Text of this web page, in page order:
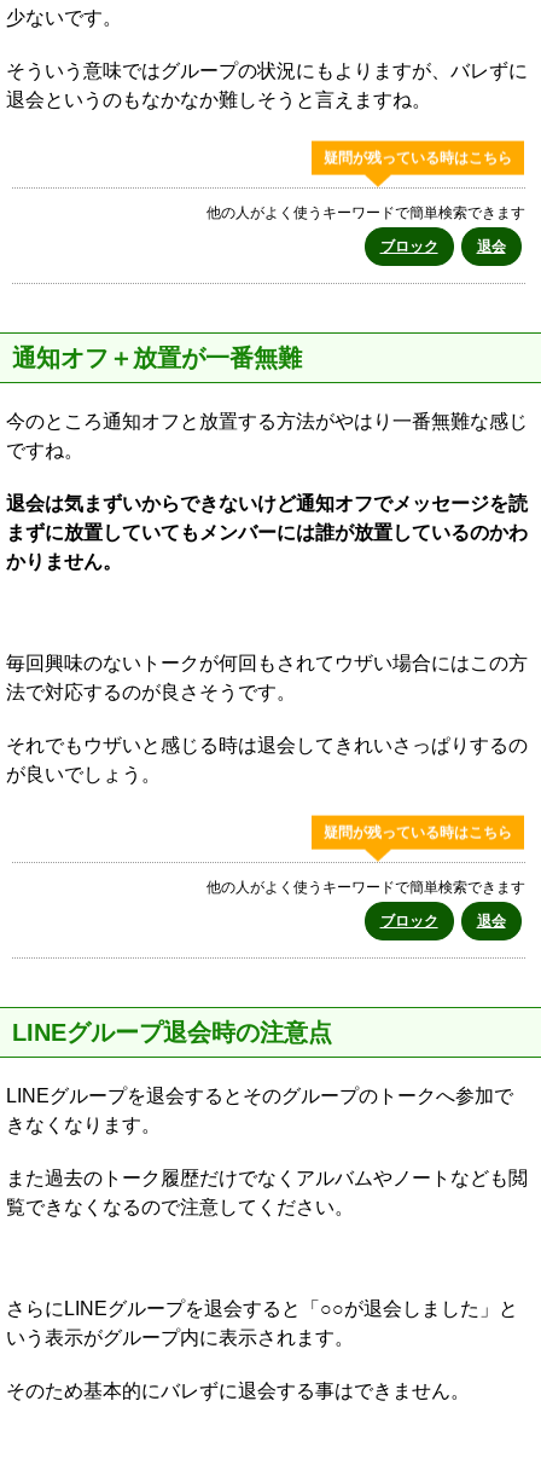
少ないです。
そういう意味ではグループの状況にもよりますが、バレずに
退会というのもなかなか難しそうと言えますね。
疑問が残っている時はこちら
他の人がよく使うキーワードで簡単検索できます
ブロック
退会
通知オフ＋放置が一番無難
今のところ通知オフと放置する方法がやはり一番無難な感じ
ですね。
退会は気まずいからできないけど通知オフでメッセージを読
まずに放置していてもメンバーには誰が放置しているのかわ
かりません。
毎回興味のないトークが何回もされてウザい場合にはこの方
法で対応するのが良さそうです。
それでもウザいと感じる時は退会してきれいさっぱりするの
が良いでしょう。
疑問が残っている時はこちら
他の人がよく使うキーワードで簡単検索できます
ブロック
退会
LINEグループ退会時の注意点
LINEグループを退会するとそのグループのトークへ参加で
きなくなります。
また過去のトーク履歴だけでなくアルバムやノートなども閲
覧できなくなるので注意してください。
さらにLINEグループを退会すると「○○が退会しました」と
いう表示がグループ内に表示されます。
そのため基本的にバレずに退会する事はできません。